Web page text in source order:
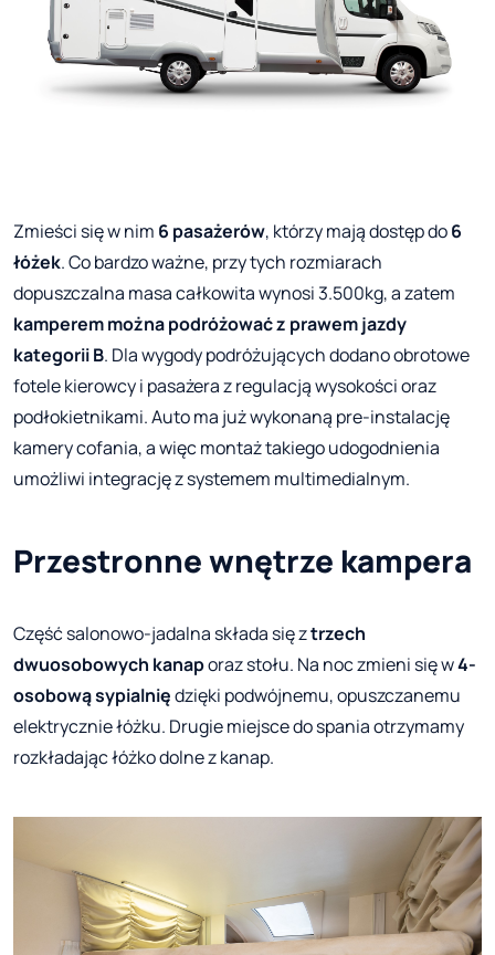
Zmieści się w nim 6 pasażerów, którzy mają dostęp do6
łóżek. Co bardzo ważne, przy tych rozmiarach
dopuszczalna masa całkowita wynosi 3.500kg, a zatem
kamperem można podróżować z prawem jazdy
kategorii B. Dla wygody podróżujących dodano obrotowe
fotele kierowcy i pasażera z regulacją wysokości oraz
podłokietnikami. Auto ma już wykonaną pre-instalację
kamery cofania, a więc montaż takiego udogodnienia
umożliwi integrację z systemem multimedialnym.
Przestronne wnętrze kampera
Część salonowo-jadalna składa się ztrzech
dwuosobowych kanaporaz stołu. Na noc zmieni się w4-
osobową sypialniędzięki podwójnemu, opuszczanemu
elektrycznie łóżku. Drugie miejsce do spania otrzymamy
rozkładając łóżko dolne z kanap.